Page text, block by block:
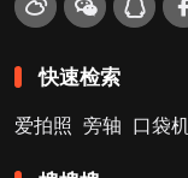
快速检索
爱拍照 旁轴 口袋